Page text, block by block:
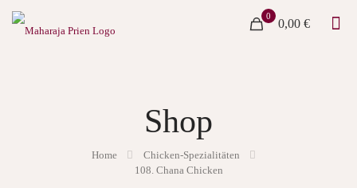
0
0,00 €
Shop
Home
Chicken-Spezialitäten
108. Chana Chicken